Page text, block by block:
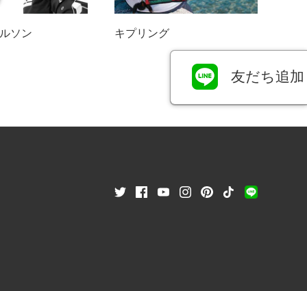
友だち追加
ソン キプリング